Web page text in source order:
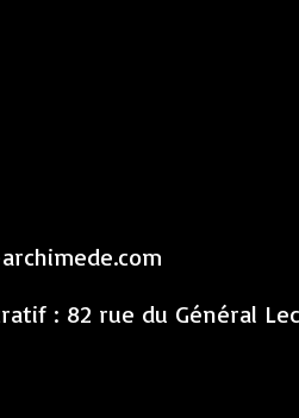
: 82 rue du Général